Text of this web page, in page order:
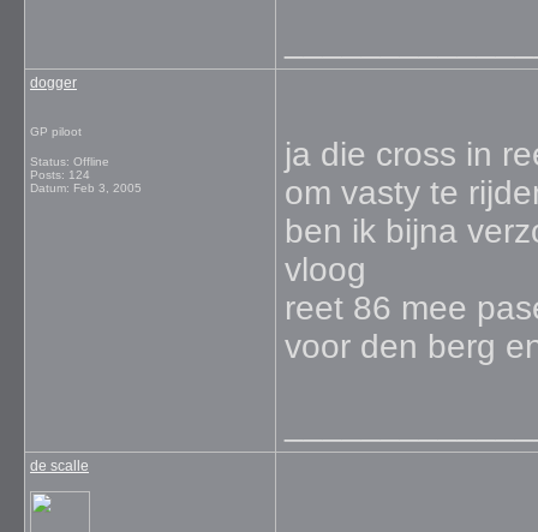
dogger
GP piloot
Status: Offline
Posts: 124
Datum: Feb 3, 2005
ja die cross in
om vasty te
ben ik bijna
vloog
reet 86 mee
voor den berg
de scalle